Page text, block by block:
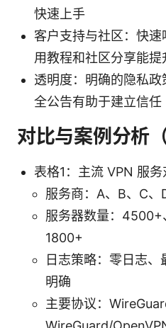
快速上手
客户支持与社区：快
用教程和社区分享能提
透明度：明确的隐私
全公告有助于建立信任
对比与案例分析
表格1：主流 VPN 服
服务商：A、B、C、
服务器数量：4500+
1800+
日志策略：零日志
明确
主要协议：